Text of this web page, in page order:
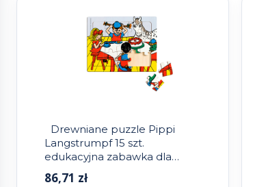
Drewniane puzzle Pippi
Langstrumpf 15 szt.
edukacyjna zabawka dla
dzieci
86,71 zł